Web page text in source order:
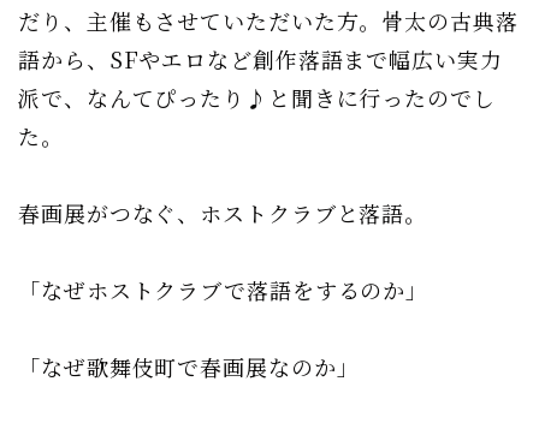
だり、主催もさせていただいた方。骨太の古典落
語から、SFやエロなど創作落語まで幅広い実力
派で、なんてぴったり♪と聞きに行ったのでし
た。
春画展がつなぐ、ホストクラブと落語。
「なぜホストクラブで落語をするのか」
「なぜ歌舞伎町で春画展なのか」